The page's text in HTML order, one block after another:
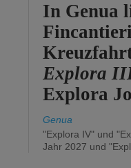
In Genua
Explora
Explora
Genua
"Explora IV" und
Jahr 2027 und